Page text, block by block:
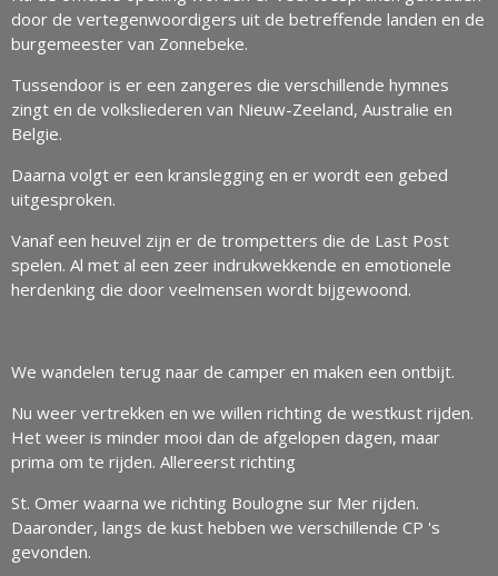
door de vertegenwoordigers uit de betreffende landen en de
burgemeester van Zonnebeke.
Tussendoor is er een zangeres die verschillende hymnes
zingt en de volksliederen van Nieuw-Zeeland, Australie en
Belgie.
Daarna volgt er een kranslegging en er wordt een gebed
uitgesproken.
Vanaf een heuvel zijn er de trompetters die de Last Post
spelen. Al met al een zeer indrukwekkende en emotionele
herdenking die door veelmensen wordt bijgewoond.
We wandelen terug naar de camper en maken een ontbijt.
Nu weer vertrekken en we willen richting de westkust rijden.
Het weer is minder mooi dan de afgelopen dagen, maar
prima om te rijden. Allereerst richting
St. Omer waarna we richting Boulogne sur Mer rijden.
Daaronder, langs de kust hebben we verschillende CP 's
gevonden.